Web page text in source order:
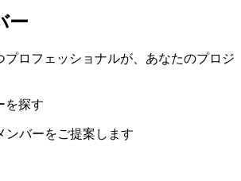
ー
プロフェッショナルが、あなたのプロジ
を探す
ンバーをご提案します